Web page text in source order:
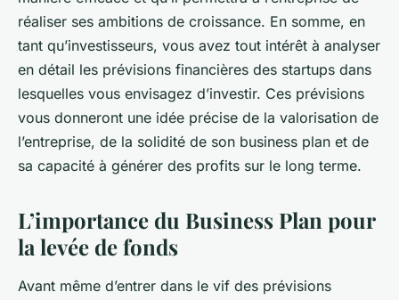
réaliser ses ambitions de croissance. En somme, en
tant qu’investisseurs, vous avez tout intérêt à analyser
en détail les prévisions financières des startups dans
lesquelles vous envisagez d’investir. Ces prévisions
vous donneront une idée précise de la valorisation de
l’entreprise, de la solidité de son business plan et de
sa capacité à générer des profits sur le long terme.
L’importance du Business Plan pour
la levée de fonds
Avant même d’entrer dans le vif des prévisions